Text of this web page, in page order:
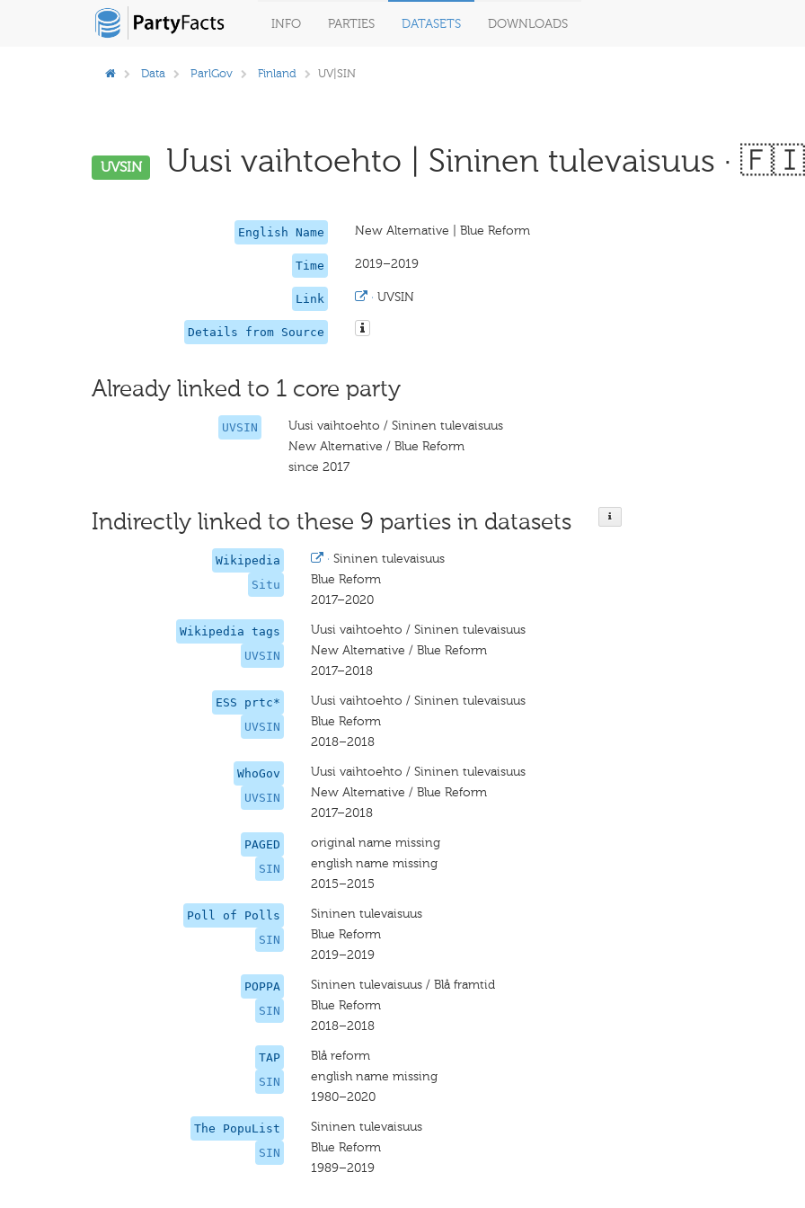
INFO PARTIES DATASETS DOWNLOADS
Data ParlGov Finland UV|SIN
UVSIN Uusi vaihtoehto | Sininen tulevaisuus · 🇫🇮
English Name New Alternative | Blue Reform
Time 2019–2019
Link · UVSIN
Details from Source
Already linked to 1 core party
UVSIN
Uusi vaihtoehto / Sininen tulevaisuus
New Alternative / Blue Reform
since 2017
Indirectly linked to these 9 parties in datasets
Wikipedia
Situ
· Sininen tulevaisuus
Blue Reform
2017–2020
Wikipedia tags
UVSIN
Uusi vaihtoehto / Sininen tulevaisuus
New Alternative / Blue Reform
2017–2018
ESS prtc*
UVSIN
Uusi vaihtoehto / Sininen tulevaisuus
Blue Reform
2018–2018
WhoGov
UVSIN
Uusi vaihtoehto / Sininen tulevaisuus
New Alternative / Blue Reform
2017–2018
PAGED
SIN
original name missing
english name missing
2015–2015
Poll of Polls
SIN
Sininen tulevaisuus
Blue Reform
2019–2019
POPPA
SIN
Sininen tulevaisuus / Blå framtid
Blue Reform
2018–2018
TAP
SIN
Blå reform
english name missing
1980–2020
The PopuList
SIN
Sininen tulevaisuus
Blue Reform
1989–2019